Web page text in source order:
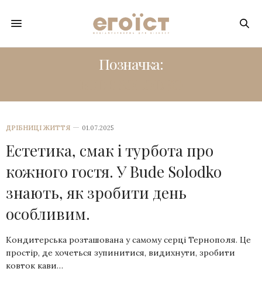
Позначка:
ДРІБНИЦІ ЖИТТЯ 01.07.2025
Естетика, смак і турбота про
кожного гостя. У Bude Solodko
знають, як зробити день
особливим.
Кондитерська розташована у самому серці Тернополя. Це
простір, де хочеться зупинитися, видихнути, зробити
ковток кави…